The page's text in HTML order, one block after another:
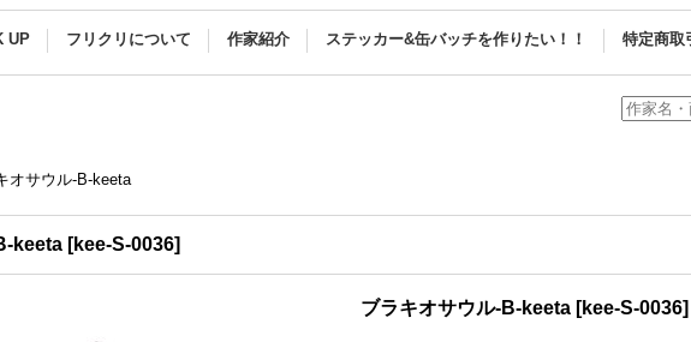
UP フリクリについて 作家紹介 ステッカー&缶バッチを作りたい！！ 特定商取
オサウル-B-keeta
keeta [kee-S-0036]
ブラキオサウル-B-keeta [kee-S-0036]